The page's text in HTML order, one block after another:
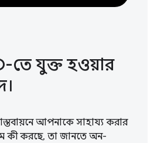
তে যুক্ত হওয়ার
আপনাকে সাহায্য করার
কী করছে, তা জানতে অন-